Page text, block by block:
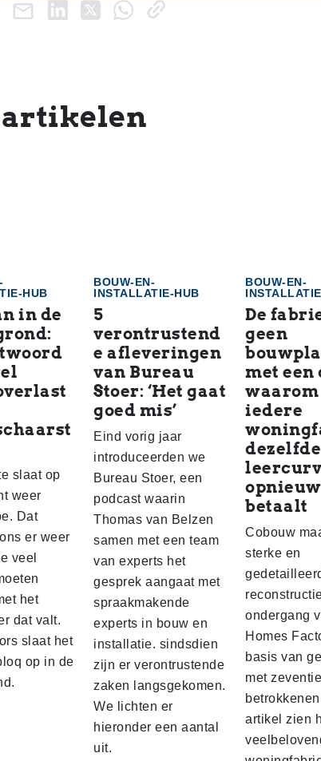
artikelen
HUB
in de
slaat op
weer
Dat
er weer
veel
het
dat valt.
slaat het
op in de
BOUW-EN-
INSTALLATIE-HUB
5
verontrustend
e afleveringen
van Bureau
Stoer: ‘Het gaat
goed mis’
Eind vorig jaar
introduceerden we
Bureau Stoer, een
podcast waarin
Thomas van Belzen
samen met een team
van experts het
gesprek aangaat met
spraakmakende
experts in bouw en
installatie. sindsdien
zijn er verontrustende
zaken langsgekomen.
We lichten er
hieronder een aantal
uit.
BOUW-EN-
De
geen
met een
waarom
iedere
dezelfde
opnieuw
betaalt
Cobouw
sterke en
ondergang
Homes
basis van
met
artikel zien